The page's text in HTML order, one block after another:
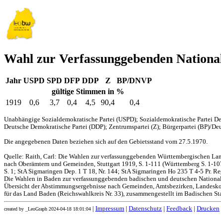
Wahl zur Verfassunggebenden
Jahr USPD SPD DFP DDP Z
BP/DNVP
gültige Stimmen in %
1919
0,6 3,7 0,4 4,5 90,4 0,4
Unabhängige Sozialdemokratische Partei (USPD); Sozialdemokratische Partei
Deutsche Demokratische Partei (DDP); Zentrumspartei (Z); Bürgerpartei (BP)/
Die angegebenen Daten beziehen sich auf den Gebietsstand vom 27.5.1970.
Quelle: Raith, Carl: Die Wahlen zur verfassunggebenden Württembergischen
nach Oberämtern und Gemeinden, Stuttgart 1919, S. 1-111 (Württemberg S.
S. 1; StA Sigmaringen Dep. 1 T 18, Nr. 144; StA Sigmaringen Ho 235 T 4-5 Pr.
Die Wahlen in Baden zur verfassunggebenden badischen und deutschen
Übersicht der Abstimmungsergebnisse nach Gemeinden, Amtsbezirken,
für das Land Baden (Reichswahlkreis Nr. 33), zusammengestellt im Badischen
created by _LeoGraph 2024-04-18 18:01:04 Impressum Datenschutz Feedback Drucken